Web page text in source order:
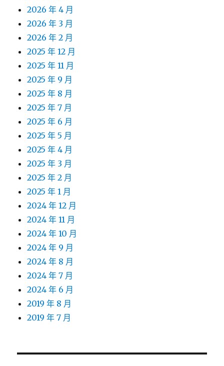
2026 年 4 月
2026 年 3 月
2026 年 2 月
2025 年 12 月
2025 年 11 月
2025 年 9 月
2025 年 8 月
2025 年 7 月
2025 年 6 月
2025 年 5 月
2025 年 4 月
2025 年 3 月
2025 年 2 月
2025 年 1 月
2024 年 12 月
2024 年 11 月
2024 年 10 月
2024 年 9 月
2024 年 8 月
2024 年 7 月
2024 年 6 月
2019 年 8 月
2019 年 7 月